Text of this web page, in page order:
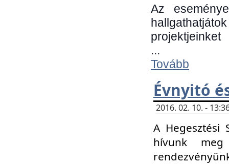
Az
projektjeinket
...
Tovább
Évnyitó
2016. 02. 10. -
A Hegesztési
hívunk